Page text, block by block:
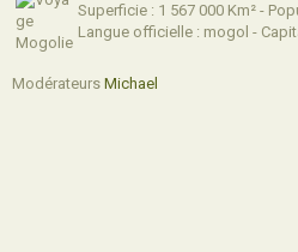
Superficie : 1 567 000 Km² -
Langue officielle : mogol -
Modérateurs Michael